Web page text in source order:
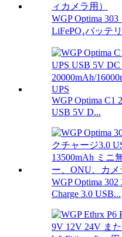
WGP Optima
LiFePO₄バッテ
WGP Optima C1
USB 5V D...
WGP Optima
Charge 3.0 USB...